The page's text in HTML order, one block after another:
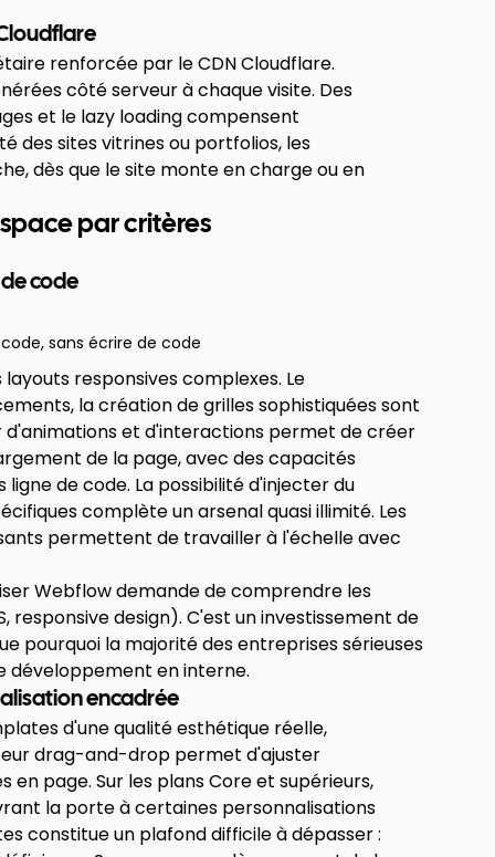
renforcée par le CDN Cloudflare.
côté serveur à chaque visite. Des
et le lazy loading compensent
des sites vitrines ou portfolios, les
dès que le site monte en charge ou en
par critères
code
sans écrire de code
responsives complexes. Le
la création de grilles sophistiquées sont
d'animations et d'interactions permet de créer
de la page, avec des capacités
de code. La possibilité d'injecter du
complète un arsenal quasi illimité. Les
permettent de travailler à l'échelle avec
Webflow demande de comprendre les
design). C'est un investissement de
pourquoi la majorité des entreprises sérieuses
développement en interne.
encadrée
d'une qualité esthétique réelle,
drag-and-drop permet d'ajuster
page. Sur les plans Core et supérieurs,
la porte à certaines personnalisations
constitue un plafond difficile à dépasser :